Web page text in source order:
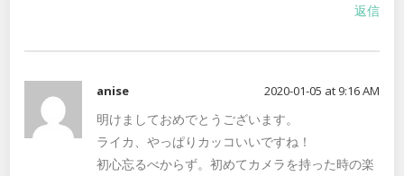
返信
anise 2020-01-05 at 9:16 AM
明けましておめでとうございます。
ライカ、やっぱりカッコいいですね！
初心忘るべからず。初めてカメラを持った時の楽